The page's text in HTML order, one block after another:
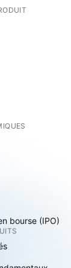
bourse (IPO)